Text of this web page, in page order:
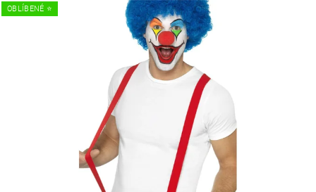
OBLÍBENÉ ⭐️